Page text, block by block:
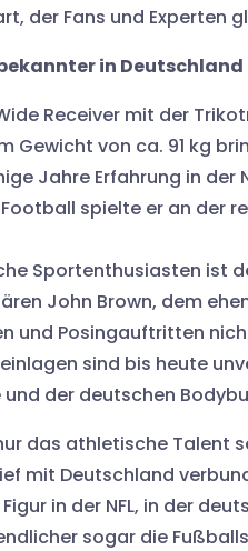
der Fans und Experten
in Deutschland
Receiver mit der
Gewicht von ca. 91 kg
Jahre Erfahrung in
spielte er an der
Sportenthusiasten ist
John Brown, dem
und Posingauftritten
sind bis heute
und der deutschen
das athletische Talent
mit Deutschland
in der NFL, in der
sogar die